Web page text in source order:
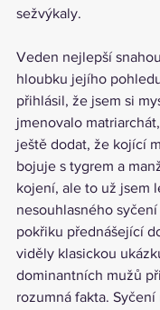
sežvýkaly.
Veden nejlepší
hloubku jejího
přihlásil, že jsem si
jmenovalo
ještě dodat, že kojící
bojuje s tygrem a
kojení, ale to už jsem
nesouhlasného
pokřiku přednášející
viděly klasickou
dominantních mužů
rozumná fakta. Syčení